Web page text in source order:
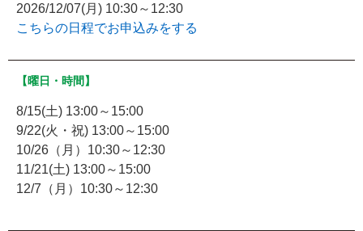
2026/12/07(月) 10:30～12:30
こちらの日程でお申込みをする
【曜日・時間】
8/15(土) 13:00～15:00
9/22(火・祝) 13:00～15:00
10/26（月）10:30～12:30
11/21(土) 13:00～15:00
12/7（月）10:30～12:30